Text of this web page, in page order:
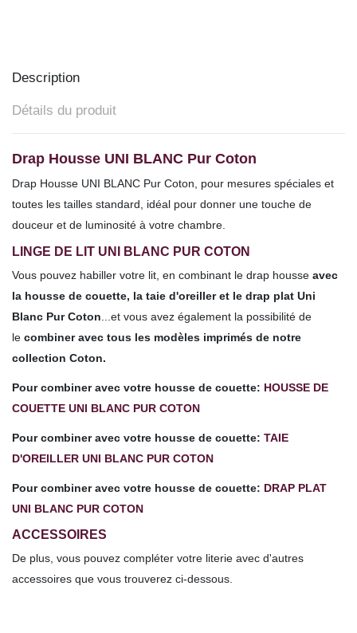
Description
Détails du produit
Drap Housse UNI BLANC Pur Coton
Drap Housse UNI BLANC Pur Coton, pour mesures spéciales et
toutes les tailles standard, idéal pour donner une touche de
douceur et de luminosité à votre chambre.
LINGE DE LIT UNI BLANC PUR COTON
Vous pouvez habiller votre lit, en combinant le drap housse avec
la housse de couette, la taie d'oreiller et le drap plat Uni
Blanc Pur Coton ...et vous avez également la possibilité de
le combiner avec tous les modèles imprimés de notre
collection Coton.
Pour combiner avec votre housse de couette: HOUSSE DE
COUETTE UNI BLANC PUR COTON
Pour combiner avec votre housse de couette: TAIE
D'OREILLER UNI BLANC PUR COTON
Pour combiner avec votre housse de couette: DRAP PLAT
UNI BLANC PUR COTON
ACCESSOIRES
De plus, vous pouvez compléter votre literie avec d'autres
accessoires que vous trouverez ci-dessous.